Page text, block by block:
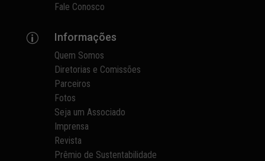
Fale Conosco
p Informações
Quem Somos
Diretorias e Comissões
Parceiros
Fotos
Seja um Associado
Imprensa
Revista
Prêmio de Sustentabilidade